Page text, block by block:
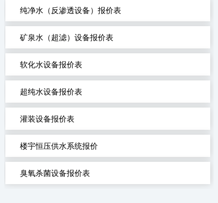
纯净水（反渗透设备）报价表
矿泉水（超滤）设备报价表
软化水设备报价表
超纯水设备报价表
灌装设备报价表
楼宇恒压供水系统报价
臭氧杀菌设备报价表